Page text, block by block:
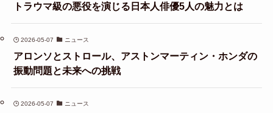
トラウマ級の悪役を演じる日本人俳優5人の魅力とは
2026-05-07 ニュース
アロンソとストロール、アストンマーティン・ホンダの
振動問題と未来への挑戦
2026-05-07 ニュース